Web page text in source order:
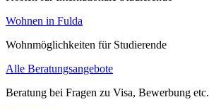
Wohnen in Fulda
Wohnmöglichkeiten für Studierende
Alle Beratungsangebote
Beratung bei Fragen zu Visa, Bewerbung etc.